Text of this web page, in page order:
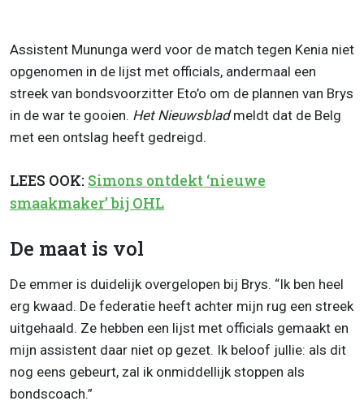
Assistent Mununga werd voor de match tegen Kenia niet
opgenomen in de lijst met officials, andermaal een
streek van bondsvoorzitter Eto’o om de plannen van Brys
in de war te gooien. Het Nieuwsbladmeldt dat de Belg
met een ontslag heeft gedreigd.
LEES OOK: Simons ontdekt ‘nieuwe
smaakmaker’ bij OHL
De maat is vol
De emmer is duidelijk overgelopen bij Brys. “Ik ben heel
erg kwaad. De federatie heeft achter mijn rug een streek
uitgehaald. Ze hebben een lijst met officials gemaakt en
mijn assistent daar niet op gezet. Ik beloof jullie: als dit
nog eens gebeurt, zal ik onmiddellijk stoppen als
bondscoach.”